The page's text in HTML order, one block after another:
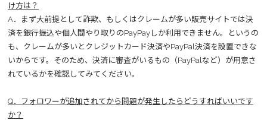
け方は？
A．まず大前提として詐欺、もしくはクレームが多い販売サイトでは決
済を銀行振込や個人間やり取りのPayPayしか利用できません。というの
も、クレームが多いとクレジットカード決済やPayPal決済を設置できな
いからです。そのため、決済に審査がいるもの（PayPalなど）が用意さ
れているかを確認してみてください。
Q．フォロワーが追加されてから問題が発生したらどうすればいいです
か？